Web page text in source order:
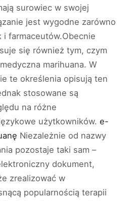
surowiec w swojej
jest wygodne zarówno
i farmaceutów.Obecnie
się również tym, czym
marihuana. W
te określenia opisują ten
stosowane są
na różne
użytkowników. e-
Niezależnie od nazwy
pozostaje taki sam –
dokument,
zrealizować w
popularnością terapii